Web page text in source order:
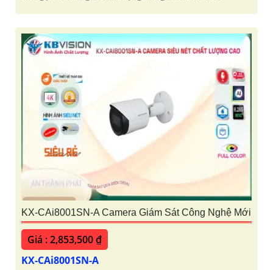
KX-CAi8001SN-A Camera Giám Sát Công Nghệ Mới
Giá : 2,853,500 ₫
KX-CAi8001SN-A